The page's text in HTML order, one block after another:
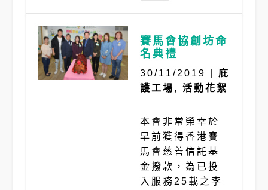
賽馬會協創坊命
名典禮
30/11/2019
庇
護工場 , 活動花絮
本會非常榮幸於
早前獲得香港賽
馬會慈善信託基
金撥款，為已投
入服務25載之李